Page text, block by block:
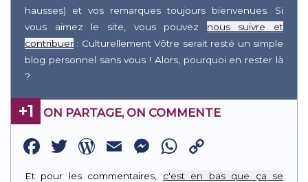
hausses) et vos remarques toujours bienvenues. Si
vous aimez le site, vous pouvez nous suivre et
contribuer : Culturellement Vôtre serait resté un simple
blog personnel sans vous ! Alors, pourquoi en rester là
?
+1 ON PARTAGE, ON COMMENTE
Facebook
Twitter
WordPress
EmailMessenger
WhatsApp
Link
Et pour les commentaires, c'est en bas que ça se